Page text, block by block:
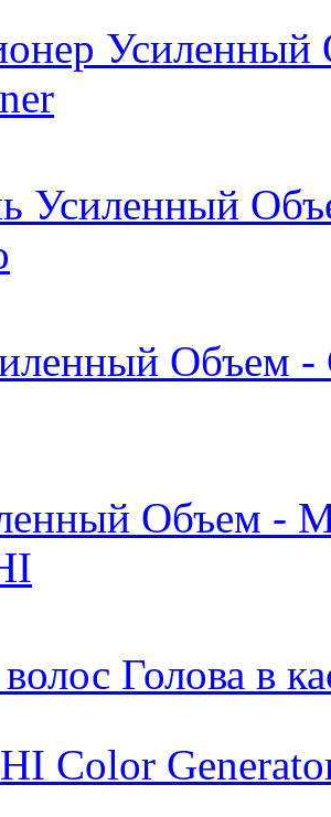
Усиленный
Объем -
Объем -
Голова в
Color